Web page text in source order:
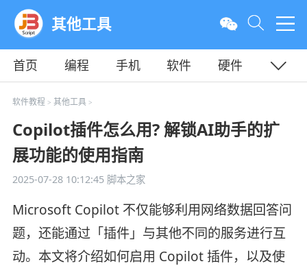
其他工具
首页 编程 手机 软件
硬件
教程
平面
软件教程 > 其他工具>
Copilot插件怎么用? 解锁AI助手的扩
展功能的使用指南
2025-07-28 10:12:45脚本之家
Microsoft Copilot 不仅能够利用网络数据回答问
题，还能通过「插件」与其他不同的服务进行互
动。本文将介绍如何启用 Copilot 插件，以及使